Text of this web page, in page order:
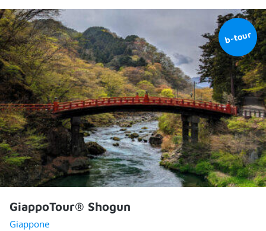
GiappoTour® Shogun
Giappone